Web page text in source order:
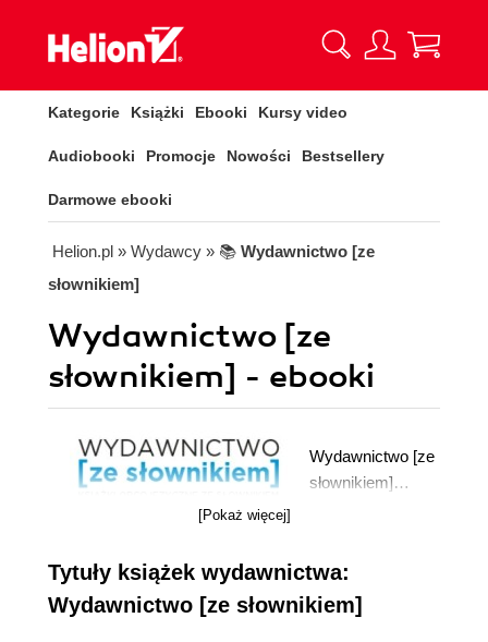
Kategorie Książki Ebooki Kursy video
Audiobooki Promocje Nowości Bestsellery
Darmowe ebooki
Helion.pl » Wydawcy » 📚 Wydawnictwo [ze
słownikiem]
Wydawnictwo [ze
słownikiem] - ebooki
Wydawnictwo [ze
słownikiem]
podręcznym słownikiem. Na początku działalności w
ofercie Wydawnictwa znajdowały się publikacje w
języku angielskim. Obecnie Wydawnictwo poszerzyło
[Pokaż więcej]
Tytuły książek wydawnictwa:
Wydawnictwo [ze słownikiem]